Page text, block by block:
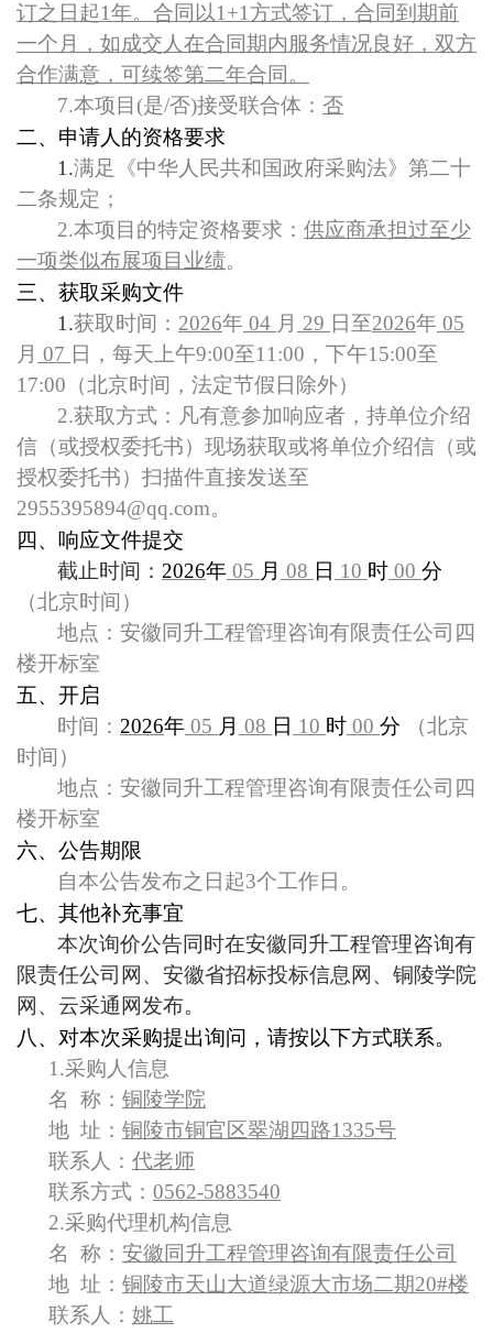
订之日起1年。合同以1+1方式签订，合同到期前
一个月，如成交人在合同期内服务情况良好，双方
合作满意，可续签第二年合同。
7.本项目(是/否)接受联合体： 否
二、申请人的资格要求
1.满足《中华人民共和国政府采购法》第二十
二条规定；
2.本项目的特定资格要求： 供应商承担过至少
一项类似布展项目业绩。
三、获取采购文件
1.获取时间： 2026年 04 月 29 日至2026年 05
月 07 日，每天上午9:00至11:00，下午15:00至
17:00（北京时间，法定节假日除外）
2.获取方式：凡有意参加响应者，持单位介绍
信（或授权委托书）现场获取或将单位介绍信（或
授权委托书）扫描件直接发送至
2955395894@qq.com。
四、 响应文件提交
截止时间： 2026年 05 月 08 日 10 时 00 分
（北京时间）
地点：安徽同升工程管理咨询有限责任公司四
楼开标室
五、开启
时间： 2026年 05 月 08 日 10 时 00 分 （北京
时间）
地点：安徽同升工程管理咨询有限责任公司四
楼开标室
六、公告期限
自本公告发布之日起3个工作日。
七、其他补充事宜
本次询价公告同时在安徽同升工程管理咨询有
限责任公司网、安徽省招标投标信息网、铜陵学院
网、云采通网发布。
八、对本次采购提出询问，请按以下方式联系。
1.采购人信息
名 称： 铜陵学院
地 址： 铜陵市铜官区翠湖四路1335号
联系人： 代老师
联系方式： 0562-5883540
2.采购代理机构信息
名 称： 安徽同升工程管理咨询有限责任公司
地 址： 铜陵市天山大道绿源大市场二期20#楼
联系人： 姚工